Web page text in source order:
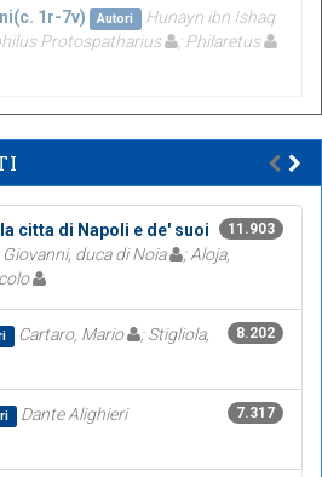
1r-7v) Autori
Hunayn ibn Ishaq
Protospatharius ; Philaretus
11.903
citta di Napoli e de' suoi
Giovanni, duca di Noia
; Aloja,
8.202
Cartaro, Mario
; Stigliola,
7.317
Dante Alighieri